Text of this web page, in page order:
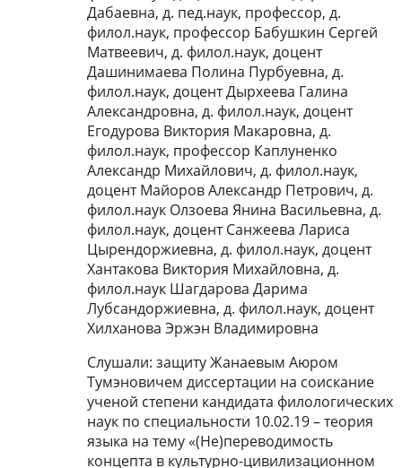
Дабаевна, д. пед.наук, профессор, д.
филол.наук, профессор Бабушкин Сергей
Матвеевич, д. филол.наук, доцент
Дашинимаева Полина Пурбуевна, д.
филол.наук, доцент Дырхеева Галина
Александровна, д. филол.наук, доцент
Егодурова Виктория Макаровна, д.
филол.наук, профессор Каплуненко
Александр Михайлович, д. филол.наук,
доцент Майоров Александр Петрович, д.
филол.наук Олзоева Янина Васильевна, д.
филол.наук, доцент Санжеева Лариса
Цырендоржиевна, д. филол.наук, доцент
Хантакова Виктория Михайловна, д.
филол.наук Шагдарова Дарима
Лубсандоржиевна, д. филол.наук, доцент
Хилханова Эржэн Владимировна
Слушали: защиту Жанаевым Аюром
Тумэновичем диссертации на соискание
ученой степени кандидата филологических
наук по специальности 10.02.19 – теория
языка на тему «(Не)переводимость
концепта в культурно-цивилизационном